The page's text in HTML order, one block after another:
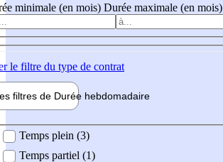
minimale (en mois) Durée maximale (en mois)
le filtre du type de contrat
filtres de Durée hebdomadaire
Temps plein (3)
Temps partiel (1)